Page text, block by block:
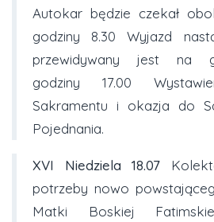
Autokar będzie czekał
godziny 8.30 Wyjazd
przewidywany jest na
godziny
17.00
Sakramentu i okazja do
Pojednania.
XVI Niedziela 18.07
potrzeby nowo
Matki Boskiej